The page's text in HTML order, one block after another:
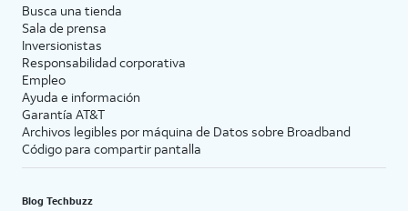
Busca una tienda
Sala de prensa
Inversionistas
Responsabilidad corporativa
Empleo
Ayuda e información
Garantía AT&T
Archivos legibles por máquina de Datos sobre Broadband
Código para compartir pantalla
Blog Techbuzz